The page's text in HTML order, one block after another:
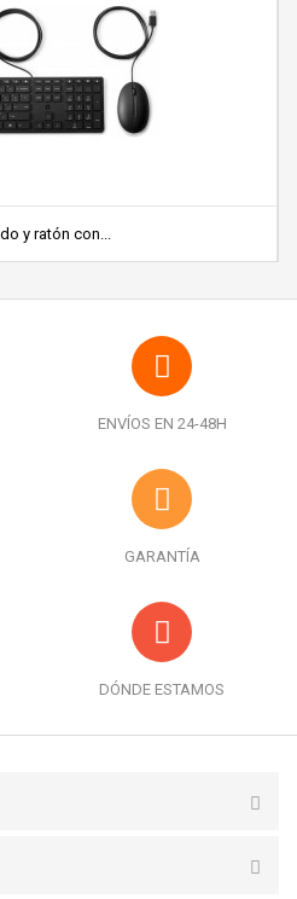
y ratón con...
ENVÍOS EN 24-48H
GARANTÍA
DÓNDE ESTAMOS